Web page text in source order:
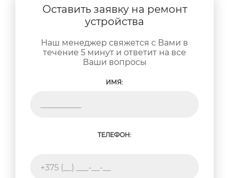
Оставить заявку на ремонт
устройства
Наш менеджер свяжется с Вами в
течение 5 минут и ответит на все
Ваши вопросы
ИМЯ:
ТЕЛЕФОН: